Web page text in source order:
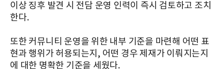
이상 징후 발견 시 전담 운영 인력이 즉시 검토하고 조치
한다.
또한 커뮤니티 운영을 위한 내부 기준을 마련해 어떤 표
현과 행위가 허용되는지, 어떤 경우 제재가 이뤄지는지
에 대한 명확한 기준을 세웠다.